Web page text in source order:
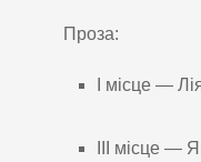
Проза:
І місце —
ІІІ місце —